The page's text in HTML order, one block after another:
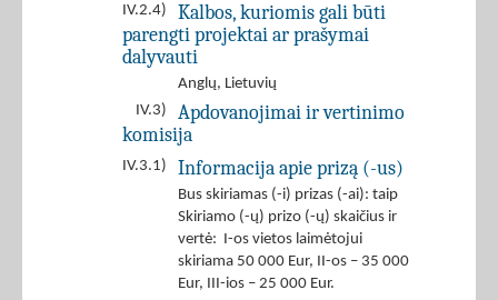
IV.2.4)
Kalbos, kuriomis gali būti
parengti projektai ar prašymai
dalyvauti
Anglų, Lietuvių
IV.3)
Apdovanojimai ir vertinimo
komisija
IV.3.1) Informacija apie prizą (-us)
Bus skiriamas (-i) prizas (-ai): taip
Skiriamo (-ų) prizo (-ų) skaičius ir
vertė: I-os vietos laimėtojui
skiriama 50 000 Eur, II-os – 35 000
Eur, III-ios – 25 000 Eur.